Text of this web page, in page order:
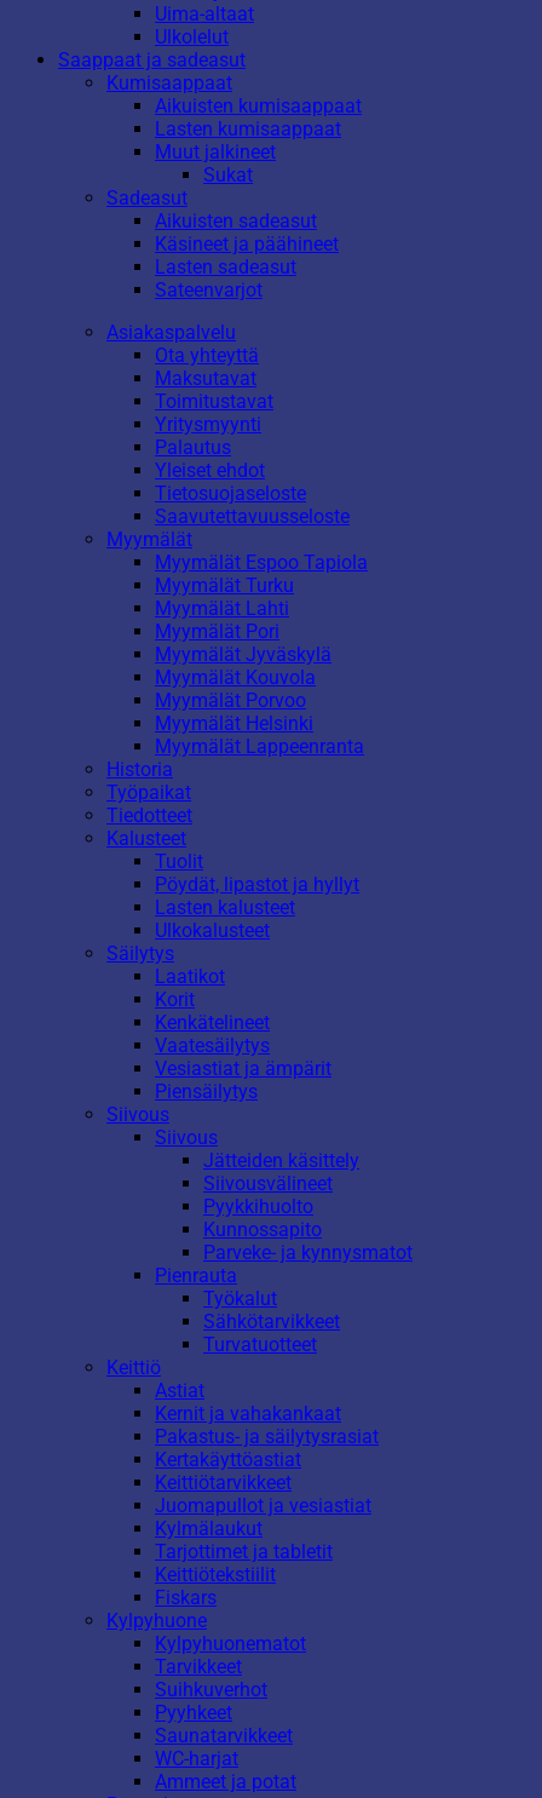
Uima-altaat
Ulkolelut
Saappaat ja sadeasut
Kumisaappaat
Aikuisten kumisaappaat
Lasten kumisaappaat
Muut jalkineet
Sukat
Sadeasut
Aikuisten sadeasut
Käsineet ja päähineet
Lasten sadeasut
Sateenvarjot
Asiakaspalvelu
Ota yhteyttä
Maksutavat
Toimitustavat
Yritysmyynti
Palautus
Yleiset ehdot
Tietosuojaseloste
Saavutettavuusseloste
Myymälät
Myymälät Espoo Tapiola
Myymälät Turku
Myymälät Lahti
Myymälät Pori
Myymälät Jyväskylä
Myymälät Kouvola
Myymälät Porvoo
Myymälät Helsinki
Myymälät Lappeenranta
Historia
Työpaikat
Tiedotteet
Kalusteet
Tuolit
Pöydät, lipastot ja hyllyt
Lasten kalusteet
Ulkokalusteet
Säilytys
Laatikot
Korit
Kenkätelineet
Vaatesäilytys
Vesiastiat ja ämpärit
Piensäilytys
Siivous
Siivous
Jätteiden käsittely
Siivousvälineet
Pyykkihuolto
Kunnossapito
Parveke- ja kynnysmatot
Pienrauta
Työkalut
Sähkötarvikkeet
Turvatuotteet
Keittiö
Astiat
Kernit ja vahakankaat
Pakastus- ja säilytysrasiat
Kertakäyttöastiat
Keittiötarvikkeet
Juomapullot ja vesiastiat
Kylmälaukut
Tarjottimet ja tabletit
Keittiötekstiilit
Fiskars
Kylpyhuone
Kylpyhuonematot
Tarvikkeet
Suihkuverhot
Pyyhkeet
Saunatarvikkeet
WC-harjat
Ammeet ja potat